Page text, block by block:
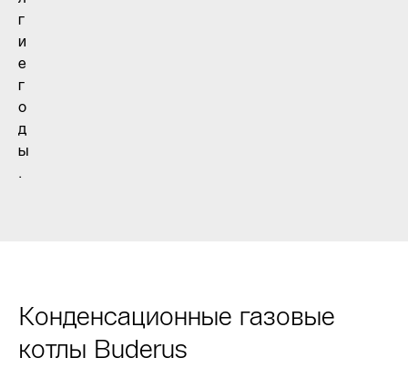
г
и
е
г
о
д
ы
.
Конденсационные газовые
котлы Buderus